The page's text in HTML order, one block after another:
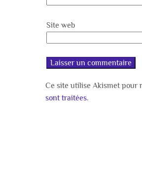
Site web
Ce site utilise Akismet pour
sont traitées.